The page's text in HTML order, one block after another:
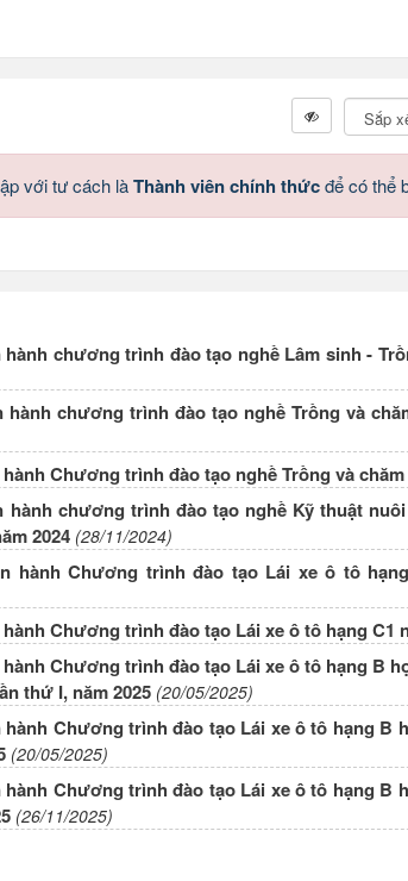
với tư cách làThành viên chính thứcđể có thể
chương trình đào tạo nghề Lâm sinh -
hành chương trình đào tạo nghề Trồng và
Chương trình đào tạo nghề Trồng và
hành chương trình đào tạo nghề Kỹ thuật
2024 (28/11/2024)
hành Chương trình đào tạo Lái xe ô tô
Chương trình đào tạo Lái xe ô tô hạng C1
Chương trình đào tạo Lái xe ô tô hạng B
thứ I, năm 2025 (20/05/2025)
Chương trình đào tạo Lái xe ô tô hạng B
(20/05/2025)
Chương trình đào tạo Lái xe ô tô hạng B
(26/11/2025)